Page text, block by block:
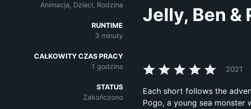
Animacja, Dzieci, Rodzina
RUNTIME
3 minuty
CAŁKOWITY CZAS PRACY
1 godzina
STATUS
Zakończono
Jelly, Ben &
2021
Each short follows the
Pogo, a young sea monster